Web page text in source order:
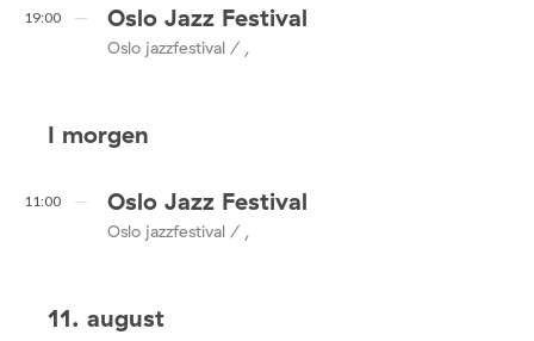
19:00 Oslo Jazz Festival
Oslo jazzfestival / ,
I morgen
11:00 Oslo Jazz Festival
Oslo jazzfestival / ,
11. august